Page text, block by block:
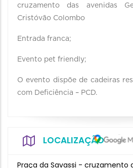
cruzamento das avenidas
Cristóvão Colombo
Entrada franca;
Evento pet friendly;
O evento dispõe de cadeiras
com Deficiência – PCD.
LOCALIZAÇÃO
Praça da Savassi - cruzamento